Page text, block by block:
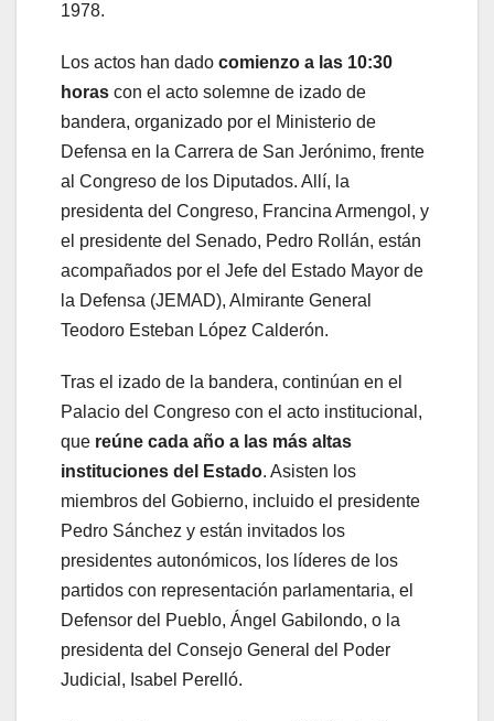
1978.
Los actos han dado comienzo a las 10:30
horas con el acto solemne de izado de
bandera, organizado por el Ministerio de
Defensa en la Carrera de San Jerónimo, frente
al Congreso de los Diputados. Allí, la
presidenta del Congreso, Francina Armengol, y
el presidente del Senado, Pedro Rollán, están
acompañados por el Jefe del Estado Mayor de
la Defensa (JEMAD), Almirante General
Teodoro Esteban López Calderón.
Tras el izado de la bandera, continúan en el
Palacio del Congreso con el acto institucional,
que reúne cada año a las más altas
instituciones del Estado. Asisten los
miembros del Gobierno, incluido el presidente
Pedro Sánchez y están invitados los
presidentes autonómicos, los líderes de los
partidos con representación parlamentaria, el
Defensor del Pueblo, Ángel Gabilondo, o la
presidenta del Consejo General del Poder
Judicial, Isabel Perelló.